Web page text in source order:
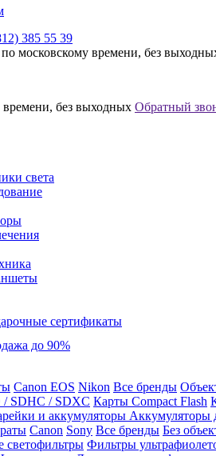
385 55 39
московскому времени, без
без выходных Обратный
света
сертификаты
до 90%
Canon EOS Nikon Все бренды
/ SDHC / SDXC Карты Compact Flash
и аккумуляторы Аккумуляторы
Canon Sony Все бренды Без
светофильтры Фильтры